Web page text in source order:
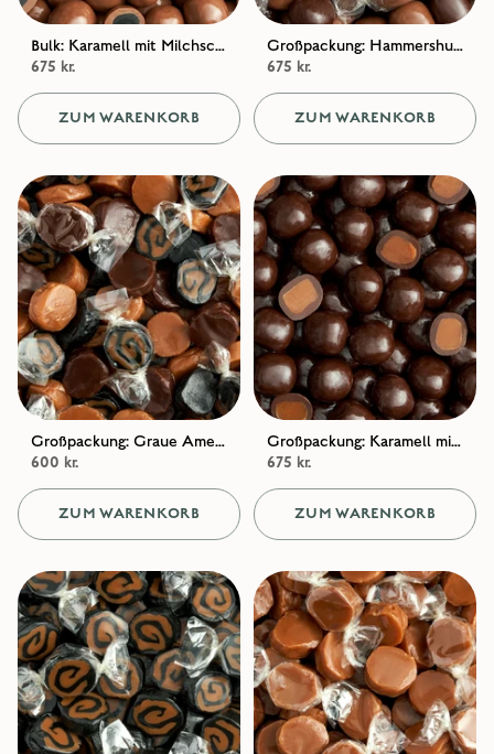
Bulk: Karamell mit Milchschokoladeüberzug und Lakritz / Lakritz in heller Schokolade
675 kr.
ZUM WARENKORB
Großpackung: Hammershus – Schokoladenkaramellen / Schokoladenmischung
675 kr.
ZUM WARENKORB
Großpackung: Graue Ameise – Gourmet-Karamellen
600 kr.
ZUM WARENKORB
Großpackung: Karamell mit dunkler Schokolade und Meersalz / Sahne und Meersalz in dunkler Schokolade
675 kr.
ZUM WARENKORB